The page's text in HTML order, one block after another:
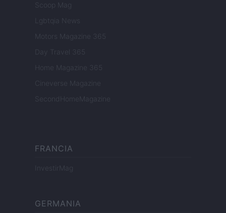
Scoop Mag
Lgbtqia News
Motors Magazine 365
Day Travel 365
Home Magazine 365
Cineverse Magazine
SecondHomeMagazine
FRANCIA
InvestirMag
GERMANIA